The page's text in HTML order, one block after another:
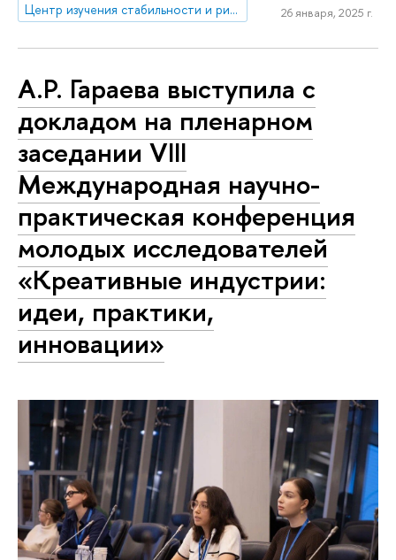
Центр изучения стабильности и рисков
26 января, 2025 г.
А.Р. Гараева выступила с
докладом на пленарном
заседании VIII
Международная научно-
практическая конференция
молодых исследователей
«Креативные индустрии:
идеи, практики,
инновации»